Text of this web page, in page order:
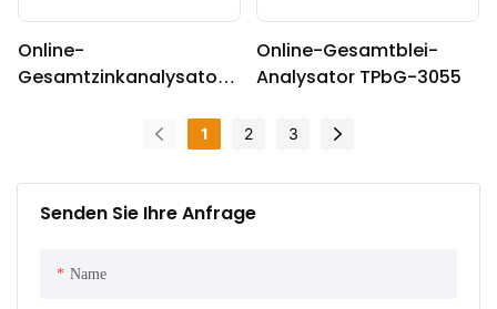
Senden Sie Ihre Anfrage
Name
Online-
Gesamtzinkanalysator
Online-Gesamtblei-
Analysator TPbG-3055
1 2 3